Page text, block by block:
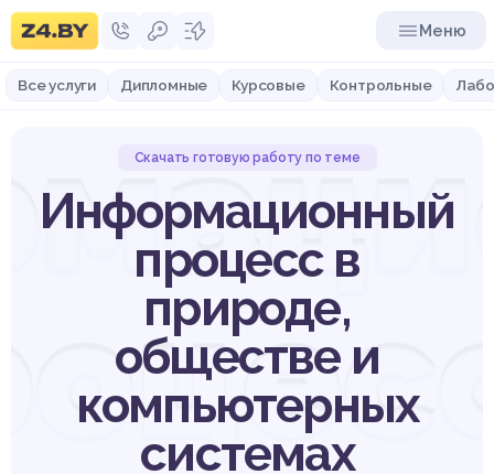
Меню
Все услуги Дипломные Курсовые Контрольные
Скачать готовую работу по теме
Информационный
процесс в
природе,
обществе и
компьютерных
системах